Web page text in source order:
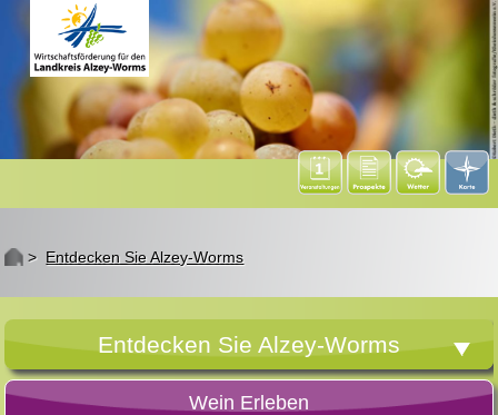
St > Entdecken Sie Alzey-Worms
Entdecken Sie Alzey-Worms
Wein Erleben